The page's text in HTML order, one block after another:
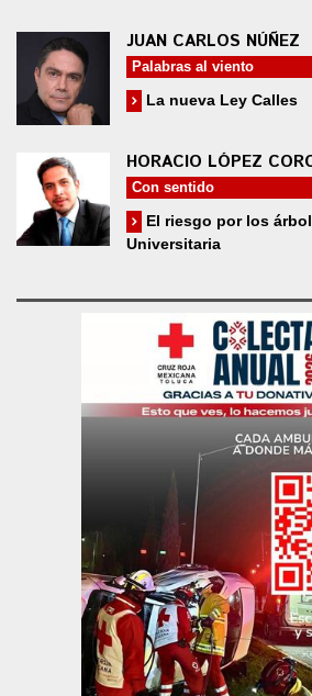
JUAN CARLOS NÚÑEZ
Palabras al viento
La nueva Ley Calles
HORACIO LÓPEZ
Con sentido
El riesgo por los
Universitaria